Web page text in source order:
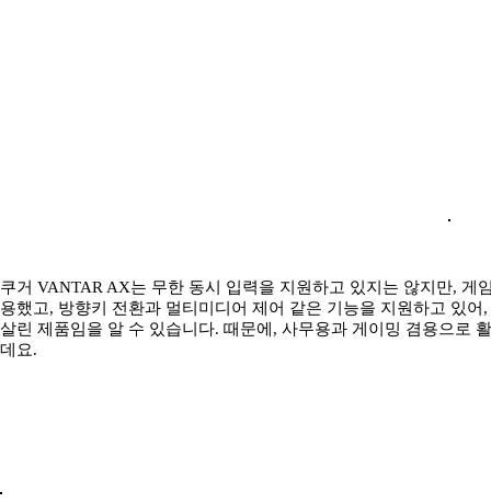
쿠거 VANTAR AX는 무한 동시 입력을 지원하고 있지는 않지만, 게
용했고, 방향키 전환과 멀티미디어 제어 같은 기능을 지원하고 있
살린 제품임을 알 수 있습니다. 때문에, 사무용과 게이밍 겸용으로
데요.